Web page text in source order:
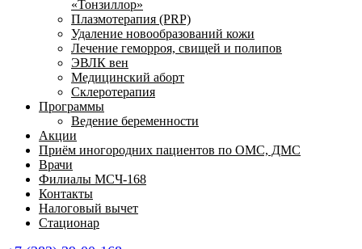
«Тонзиллор»
Плазмотерапия (PRP)
Удаление новообразований кожи
Лечение геморроя, свищей и полипов
ЭВЛК вен
Медицинский аборт
Склеротерапия
Программы
Ведение беременности
Акции
Приём иногородних пациентов по ОМС, ДМС
Врачи
Филиалы МСЧ-168
Контакты
Налоговый вычет
Стационар